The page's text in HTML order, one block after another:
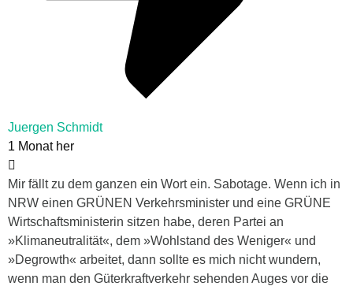
Juergen Schmidt
1 Monat her
Mir fällt zu dem ganzen ein Wort ein. Sabotage. Wenn ich in
NRW einen GRÜNEN Verkehrsminister und eine GRÜNE
Wirtschaftsministerin sitzen habe, deren Partei an
»Klimaneutralität«, dem »Wohlstand des Weniger« und
»Degrowth« arbeitet, dann sollte es mich nicht wundern,
wenn man den Güterkraftverkehr sehenden Auges vor die